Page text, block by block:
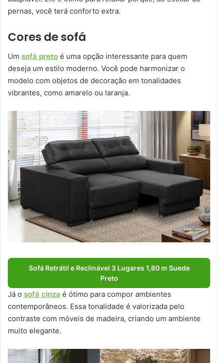
pernas, você terá conforto extra.
Cores de sofá
Um sofá preto é uma opção interessante para quem
deseja um estilo moderno. Você pode harmonizar o
modelo com objetos de decoração em tonalidades
vibrantes, como amarelo ou laranja.
Sofá Retrátil e Reclinável 3 Lugares 1,80 m Suede
Preto
Já o sofá cinza é ótimo para compor ambientes
contemporâneos. Essa tonalidade é valorizada pelo
contraste com móveis de madeira, criando um ambiente
muito elegante.